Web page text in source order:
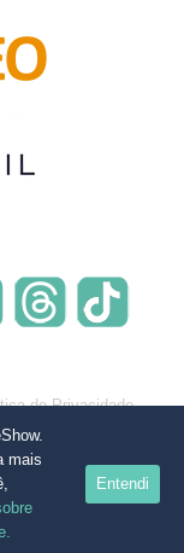
de Privacidade
mais
Entendi